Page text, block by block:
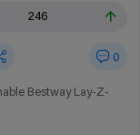
246
0
Bestway Lay-Z-